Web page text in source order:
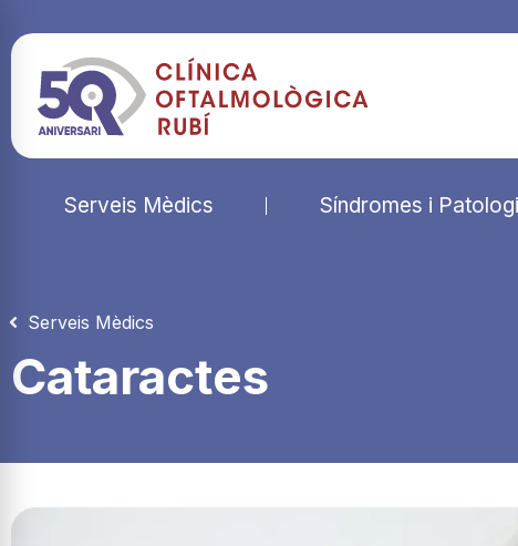
Serveis Mèdics Síndromes i
Serveis Mèdics
Cataractes